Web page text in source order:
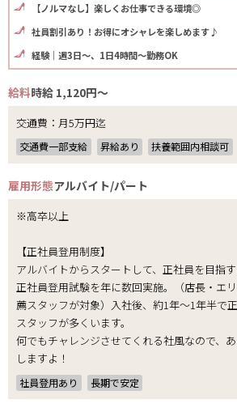
【ノルマなし】楽しくお仕事できる環境◎
社員割引あり！お得にオシャレを楽しめます♪
経験｜週3日～、1日4時間～勤務OK
給料時給 1,120円～
交通費：月5万円迄
交通費一部支給 昇給あり 扶養範囲内相談可
雇用形態アルバイト/パート
※高卒以上
【正社員登用制度】
アルバイトからスタートして、正社員を目指す
正社員登用試験を年に数回実施。（店長・エ
薦スタッフが対象）入社後、約1年～1年半で
スタッフが多くいます。
何でもチャレンジさせてくれる社風なので、
しますよ！
社員登用あり 長期で安定